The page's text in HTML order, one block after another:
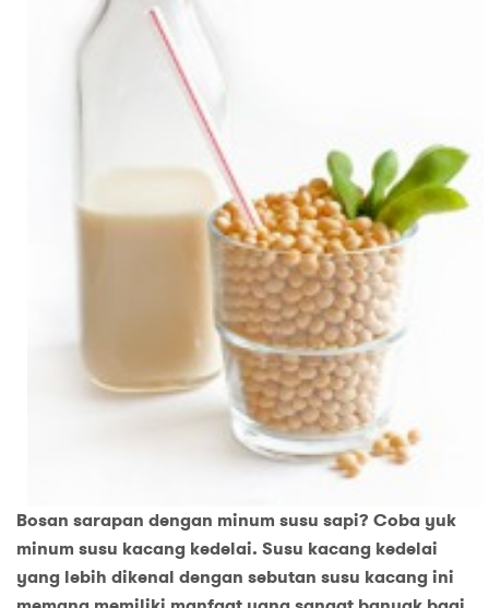
Bosan sarapan dengan minum susu sapi? Coba yuk
minum susu kacang kedelai. Susu kacang kedelai
yang lebih dikenal dengan sebutan susu kacang ini